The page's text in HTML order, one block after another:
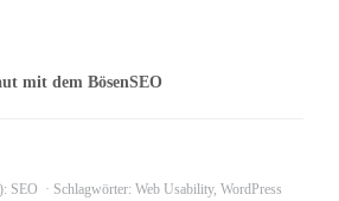
mit dem BösenSEO
SEO Schlagwörter: Web Usability, WordPress